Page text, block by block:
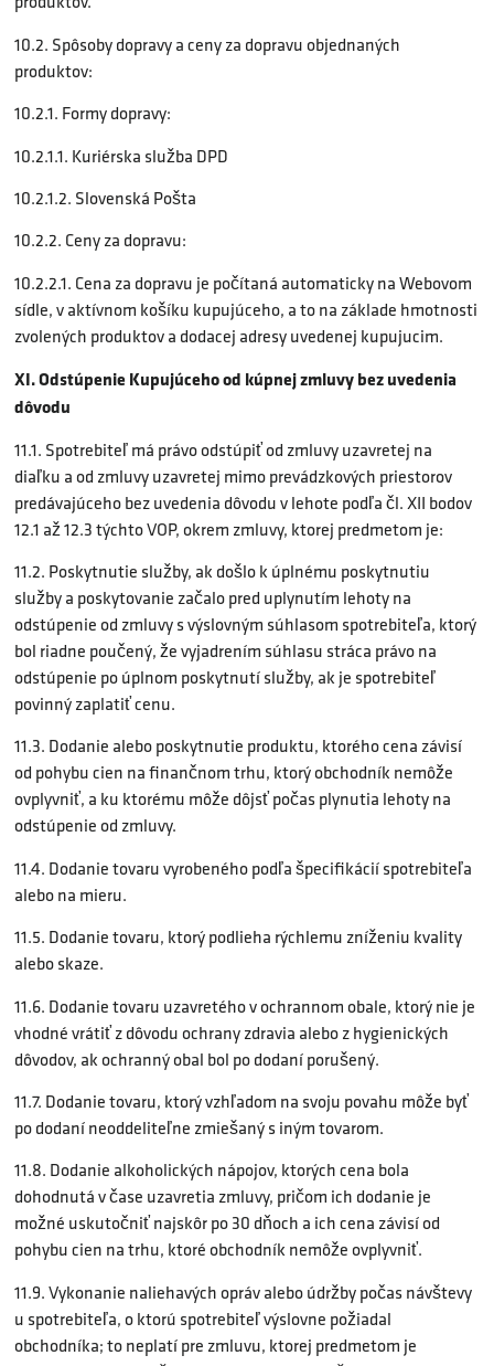
10.2. Spôsoby dopravy a ceny za dopravu objednaných
produktov:
10.2.1. Formy dopravy:
10.2.1.1. Kuriérska služba DPD
10.2.1.2. Slovenská Pošta
10.2.2. Ceny za dopravu:
10.2.2.1. Cena za dopravu je počítaná automaticky na Webovom
sídle, v aktívnom košíku kupujúceho, a to na základe hmotnosti
zvolených produktov a dodacej adresy uvedenej kupujucim.
XI. Odstúpenie Kupujúceho od kúpnej zmluvy bez uvedenia
dôvodu
11.1. Spotrebiteľ má právo odstúpiť od zmluvy uzavretej na
diaľku a od zmluvy uzavretej mimo prevádzkových priestorov
predávajúceho bez uvedenia dôvodu v lehote podľa čl. XII bodov
12.1 až 12.3 týchto VOP, okrem zmluvy, ktorej predmetom je:
11.2. Poskytnutie služby, ak došlo k úplnému poskytnutiu
služby a poskytovanie začalo pred uplynutím lehoty na
odstúpenie od zmluvy s výslovným súhlasom spotrebiteľa, ktorý
bol riadne poučený, že vyjadrením súhlasu stráca právo na
odstúpenie po úplnom poskytnutí služby, ak je spotrebiteľ
povinný zaplatiť cenu.
11.3. Dodanie alebo poskytnutie produktu, ktorého cena závisí
od pohybu cien na finančnom trhu, ktorý obchodník nemôže
ovplyvniť, a ku ktorému môže dôjsť počas plynutia lehoty na
odstúpenie od zmluvy.
11.4. Dodanie tovaru vyrobeného podľa špecifikácií spotrebiteľa
alebo na mieru.
11.5. Dodanie tovaru, ktorý podlieha rýchlemu zníženiu kvality
alebo skaze.
11.6. Dodanie tovaru uzavretého v ochrannom obale, ktorý nie je
vhodné vrátiť z dôvodu ochrany zdravia alebo z hygienických
dôvodov, ak ochranný obal bol po dodaní porušený.
11.7. Dodanie tovaru, ktorý vzhľadom na svoju povahu môže byť
po dodaní neoddeliteľne zmiešaný s iným tovarom.
11.8. Dodanie alkoholických nápojov, ktorých cena bola
dohodnutá v čase uzavretia zmluvy, pričom ich dodanie je
možné uskutočniť najskôr po 30 dňoch a ich cena závisí od
pohybu cien na trhu, ktoré obchodník nemôže ovplyvniť.
11.9. Vykonanie naliehavých opráv alebo údržby počas návštevy
u spotrebiteľa, o ktorú spotrebiteľ výslovne požiadal
obchodníka; to neplatí pre zmluvu, ktorej predmetom je